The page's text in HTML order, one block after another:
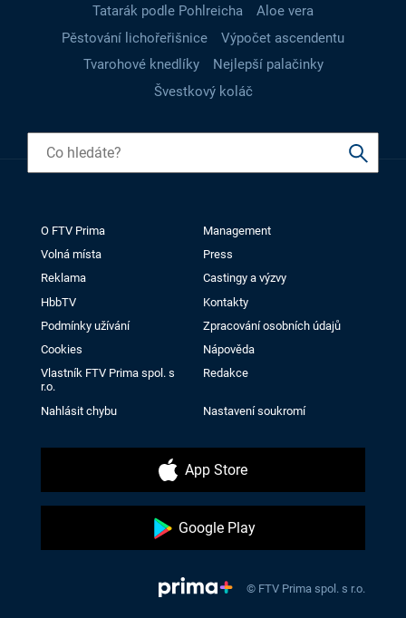
Tatarák podle Pohlreicha
Aloe vera
Pěstování lichořeřišnice
Výpočet ascendentu
Tvarohové knedlíky
Nejlepší palačinky
Švestkový koláč
O FTV Prima
Management
Volná místa
Press
Reklama
Castingy a výzvy
HbbTV
Kontakty
Podmínky užívání
Zpracování osobních údajů
Cookies
Nápověda
Vlastník FTV Prima spol. s
r.o.
Redakce
Nahlásit chybu Nastavení soukromí
App Store
Google Play
© FTV Prima spol. s r.o.